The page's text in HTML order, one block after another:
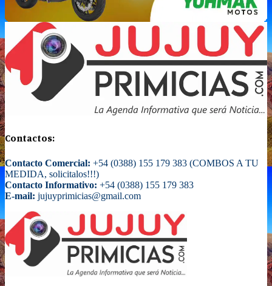
Contactos:
Contacto Comercial: +54 (0388) 155 179 383 (COMBOS A TU
MEDIDA, solicitalos!!!)
Contacto Informativo: +54 (0388) 155 179 383
E-mail: jujuyprimicias@gmail.com